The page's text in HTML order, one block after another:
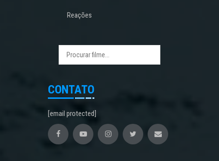
Reações
CONTATO
[email protected]